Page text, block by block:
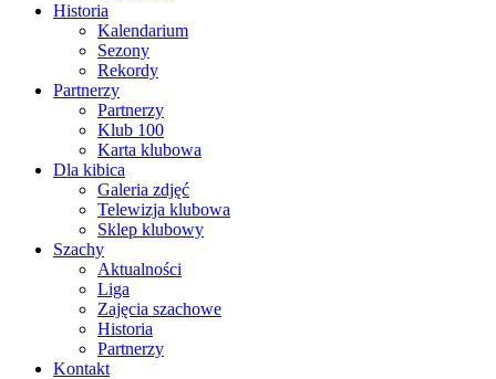
Historia
Kalendarium
Sezony
Rekordy
Partnerzy
Partnerzy
Klub 100
Karta klubowa
Dla kibica
Galeria zdjęć
Telewizja klubowa
Sklep klubowy
Szachy
Aktualności
Liga
Zajęcia szachowe
Historia
Partnerzy
Kontakt